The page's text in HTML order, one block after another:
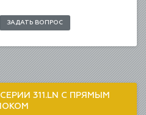
ЗАДАТЬ ВОПРОС
311.LN С ПРЯМЫМ